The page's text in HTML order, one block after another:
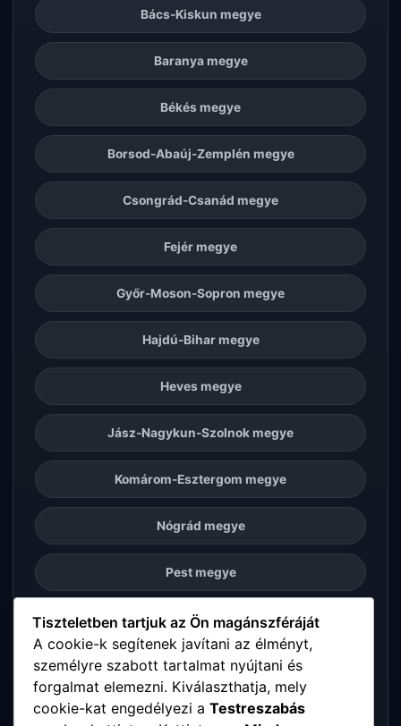
Bács-Kiskun megye
Baranya megye
Békés megye
Borsod-Abaúj-Zemplén megye
Csongrád-Csanád megye
Fejér megye
Győr-Moson-Sopron megye
Hajdú-Bihar megye
Heves megye
Jász-Nagykun-Szolnok megye
Komárom-Esztergom megye
Nógrád megye
Pest megye
Somogy megye
Szabolcs-Szatmár-Bereg megye
Tolna megye
Tiszteletben tartjuk az Ön magánszféráját
A cookie-k segítenek javítani az élményt,
személyre szabott tartalmat nyújtani és
forgalmat elemezni. Kiválaszthatja, mely
cookie-kat engedélyezi a Testreszabás